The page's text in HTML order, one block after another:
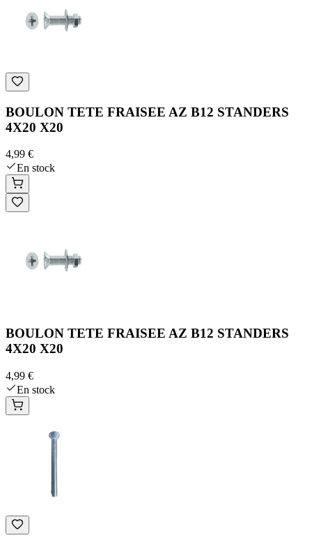
BOULON TETE FRAISEE AZ B12 STANDERS
4X20 X20
4,99 €
En stock
BOULON TETE FRAISEE AZ B12 STANDERS
4X20 X20
4,99 €
En stock